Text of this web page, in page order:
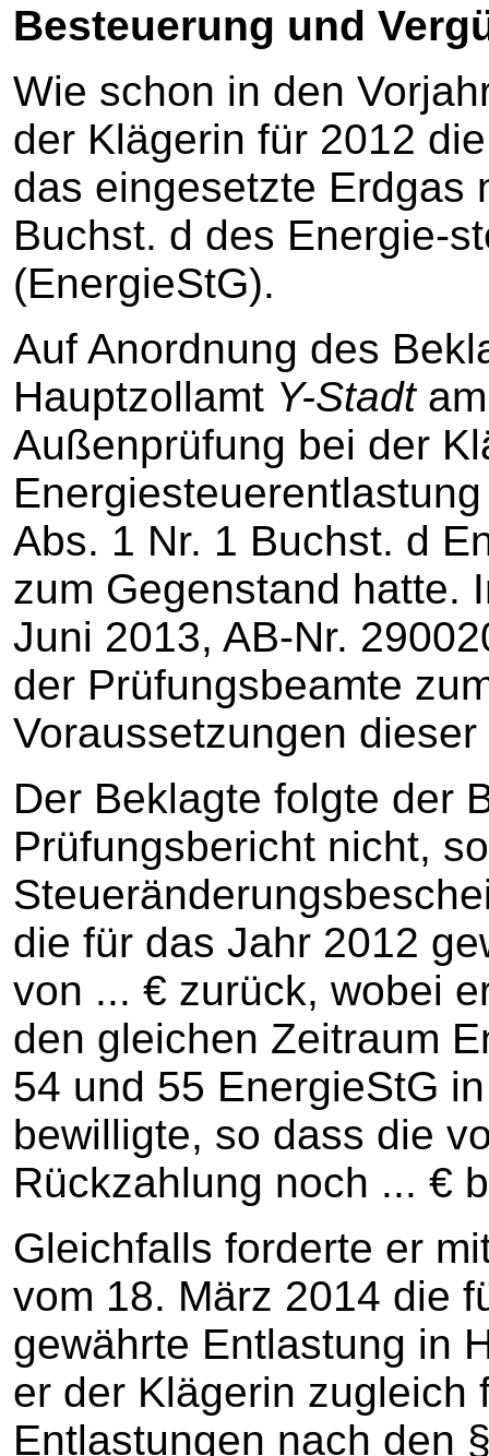
Besteuerung und
Wie schon in den
der Klägerin für 2012
das eingesetzte Erdgas
Buchst. d des Energie-
(EnergieStG).
Auf Anordnung des
Hauptzollamt Y-Stadtam
Außenprüfung bei der
Abs. 1 Nr. 1 Buchst. d
zum Gegenstand hatte.
Juni 2013, AB-Nr.
der Prüfungsbeamte
Voraussetzungen
Der Beklagte folgte der
Prüfungsbericht nicht,
die für das Jahr 2012
von ... € zurück, wobei
den gleichen Zeitraum
54 und 55 EnergieStG
bewilligte, so dass die
Rückzahlung noch ... €
Gleichfalls forderte er
vom 18. März 2014 die
gewährte Entlastung in
er der Klägerin zugleich
Entlastungen nach den